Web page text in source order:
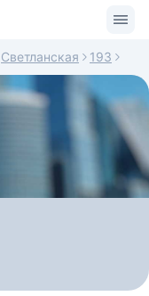
Светланская 193